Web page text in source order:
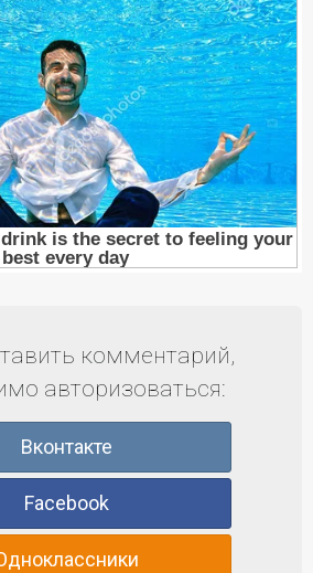
комментарий,
авторизоваться:
Вконтакте
Facebook